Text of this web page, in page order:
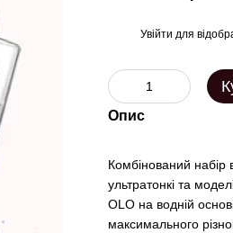
Увійти для
Опис
Комбінований набір
ультратонкі та
OLO на водній
максимального